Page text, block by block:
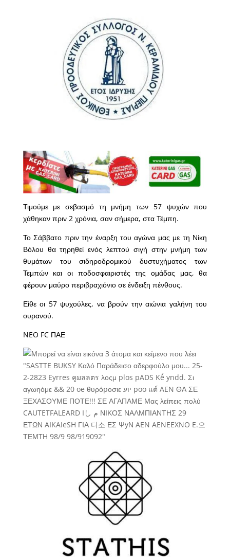
Τιμούμε με σεβασμό τη μνήμη των 57 ψυχών που
χάθηκαν πριν 2 χρόνια, σαν σήμερα, στα Τέμπη.
Το Σάββατο πριν την έναρξη του αγώνα μας με τη Νίκη
Βόλου θα τηρηθεί ενός λεπτού σιγή στην μνήμη των
θυμάτων του σιδηροδρομικού δυστυχήματος των
Τεμπών και οι ποδοσφαιριστές της ομάδας μας, θα
φέρουν μαύρο περιβραχιόνιο σε ένδειξη πένθους.
Είθε οι 57 ψυχούλες, να βρούν την αιώνια γαλήνη του
ουρανού.
NEO FC ΠΑΕ